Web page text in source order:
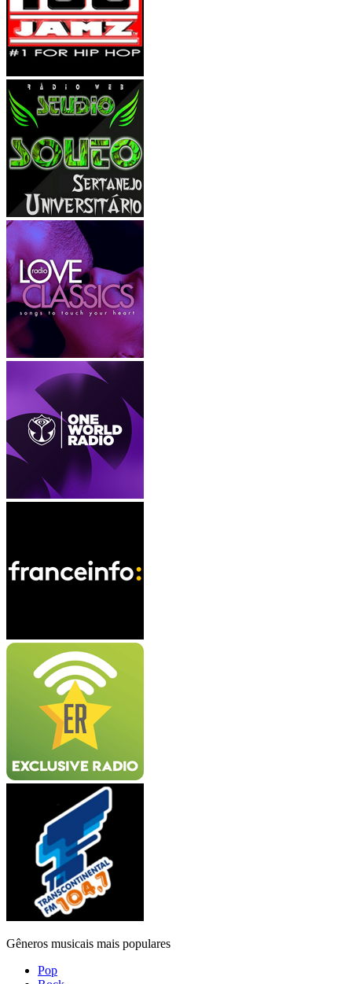
Gêneros musicais mais populares
Pop